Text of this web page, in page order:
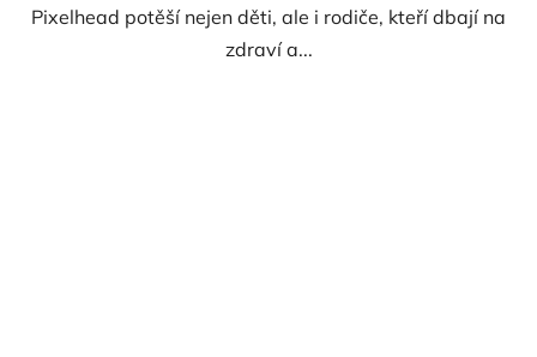
Pixelhead potěší nejen děti, ale i rodiče, kteří dbají na
zdraví a...